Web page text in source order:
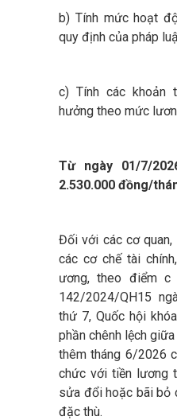
b) Tính mức hoạt
quy định của pháp
c) Tính các khoản
hưởng theo mức
Từ ngày 01/7/
2.530.000 đồng/
Đối với các cơ
các cơ chế tài
ương, theo điểm c
142/2024/QH15
thứ 7, Quốc hội
phần chênh lệch
thêm tháng 6/2026
chức với tiền lương
sửa đổi hoặc bãi bỏ
đặc thù.